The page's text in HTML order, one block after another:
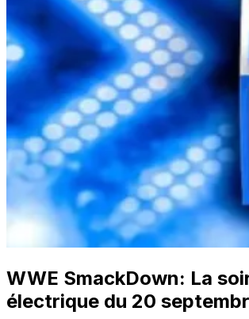
WWE SmackDown: La
électrique du 20